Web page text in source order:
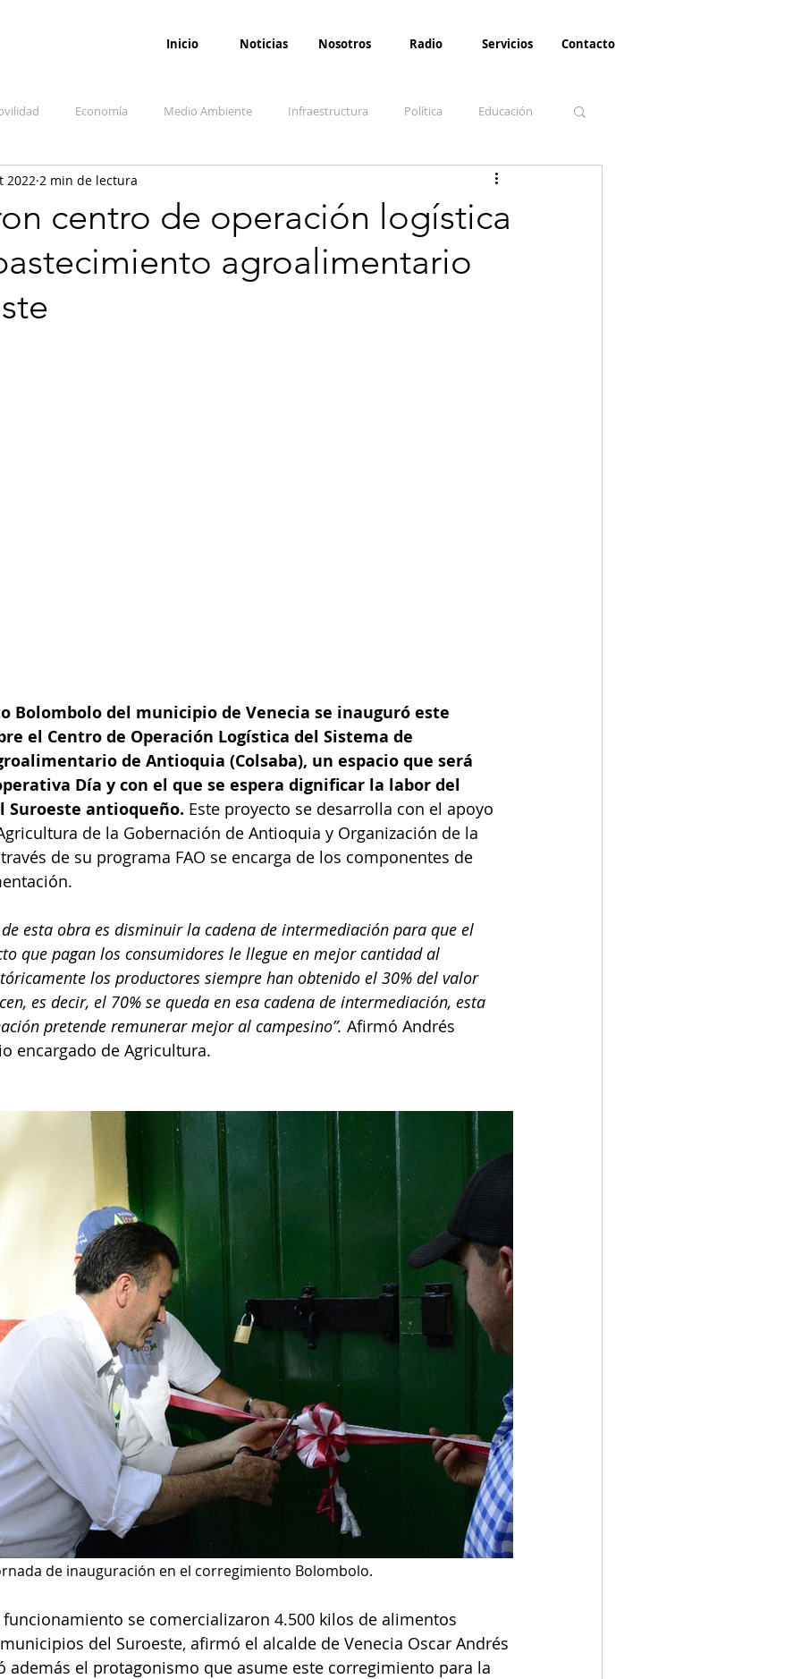
Inicio Noticias Nosotros Radio Servicios Contacto
Economía Medio Ambiente Infraestructura Política Educación
Salud Opinión Paz
y sociedad Denuncia Ciudadana Conflicto armado interno Turismo
centro de operación logística
agroalimentario
2022 2 min de lectura
Bolombolo del municipio de Venecia se inauguró este
el Centro de Operación Logística del Sistema de
de Antioquia (Colsaba), un espacio que será
Día y con el que se espera dignificar la labor del
antioqueño. Este proyecto se desarrolla con el apoyo
de la Gobernación de Antioquia y Organización de la
de su programa FAO se encarga de los componentes de
esta obra es disminuir la cadena de intermediación para que el
que pagan los consumidores le llegue en mejor cantidad al
los productores siempre han obtenido el 30% del valor
es decir, el 70% se queda en esa cadena de intermediación, esta
pretende remunerar mejor al campesino”. Afirmó Andrés
encargado de Agricultura.
de inauguración en el corregimiento Bolombolo.
se comercializaron 4.500 kilos de alimentos
del Suroeste, afirmó el alcalde de Venecia Oscar Andrés
además el protagonismo que asume este corregimiento para la